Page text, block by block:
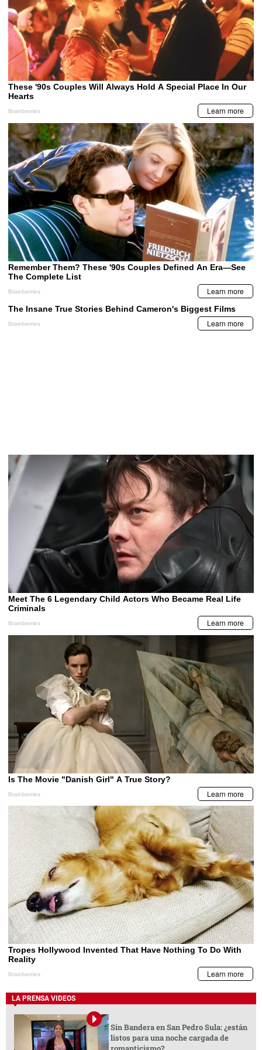
LA PRENSA VIDEOS
Sin Bandera en San Pedro Sula: ¿están
listos para una noche cargada de